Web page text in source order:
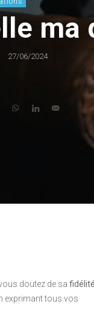
ma
27/06/2024
doutez de sa
exprimant tous vos